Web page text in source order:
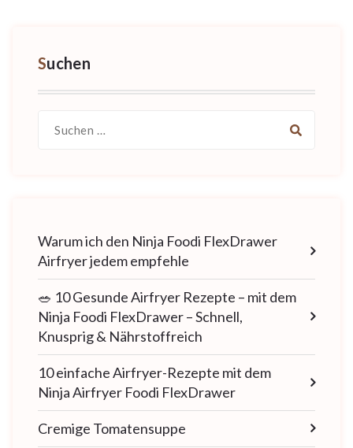
Suchen
nach:
Warum ich den Ninja Foodi FlexDrawer
Airfryer jedem empfehle
🥗 10 Gesunde Airfryer Rezepte – mit dem
Ninja Foodi FlexDrawer – Schnell,
Knusprig & Nährstoffreich
10 einfache Airfryer-Rezepte mit dem
Ninja Airfryer Foodi FlexDrawer
Cremige Tomatensuppe